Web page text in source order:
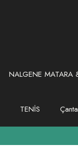
NALGENE MATARA
TENİS Çanta